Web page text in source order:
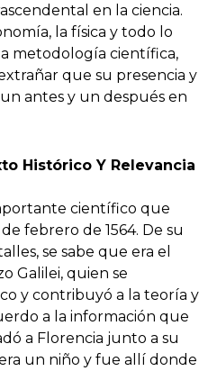
en la ciencia.
la física y todo lo
metodología científica,
que su presencia y
antes y un después en
Histórico Y Relevancia
científico que
febrero de 1564. De su
se sabe que era el
Galilei, quien se
y contribuyó a la teoría y
a la información que
a Florencia junto a su
un niño y fue allí donde